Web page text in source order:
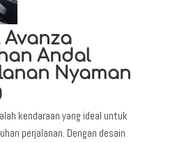
Avanza
Andal
Nyaman
kendaraan yang ideal untuk
perjalanan. Dengan desain